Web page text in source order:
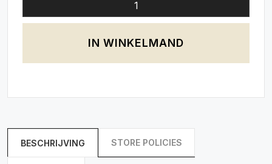
IN WINKELMAND
BESCHRIJVING STORE POLICIES